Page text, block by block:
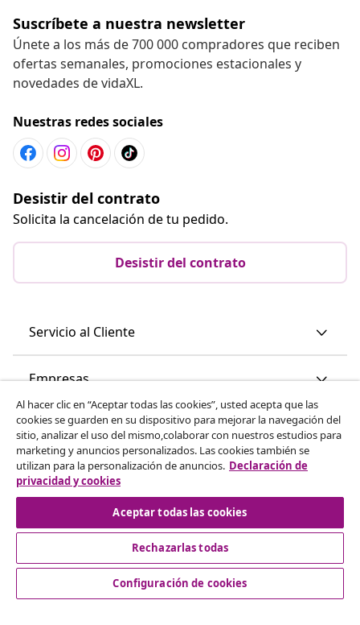
Suscríbete a nuestra newsletter
Únete a los más de 700 000 compradores que reciben
ofertas semanales, promociones estacionales y
novedades de vidaXL.
Nuestras redes sociales
Desistir del contrato
Solicita la cancelación de tu pedido.
Desistir del contrato
Servicio al Cliente
Empresas
vidaXL
Descubre mas
© 2008-2026 vidaXL www.vidaxl.es es una página web de
Al hacer clic en “Aceptar todas las cookies”, usted acepta que las
cookies se guarden en su dispositivo para mejorar la navegación del
sitio, analizar el uso del mismo,colaborar con nuestros estudios para
marketing y anuncios personalizados. Las cookies también se
utilizan para la personalización de anuncios. Declaración de
privacidad y cookies
Aceptar todas las cookies
Rechazarlas todas
Configuración de cookies